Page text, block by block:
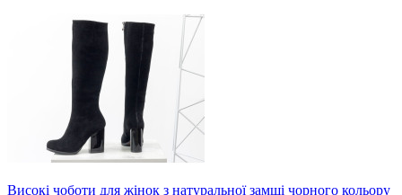
Високі чоботи для жінок з натуральної замші чорного кольору